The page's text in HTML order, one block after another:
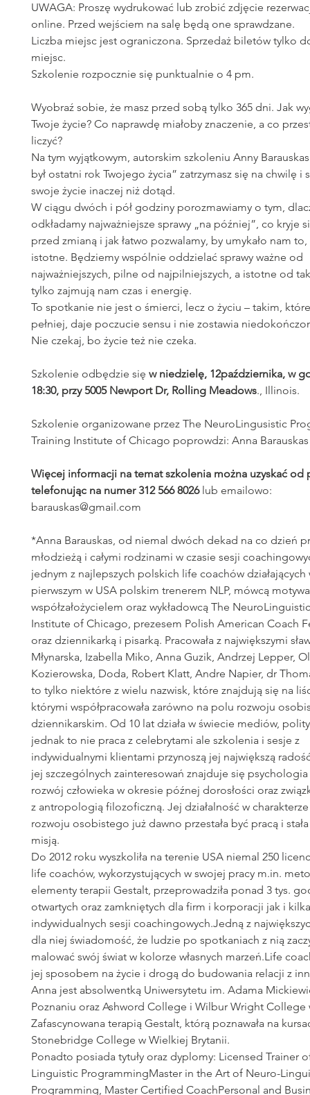
UWAGA: Proszę wydrukować lub zrobić zdjęcie
online. Przed wejściem na salę będą one sprawdzane.
Liczba miejsc jest ograniczona. Sprzedaż biletów tylko
miejsc.
Szkolenie rozpocznie się punktualnie o 4 pm.
Wyobraź sobie, że masz przed sobą tylko 365 dni. Jak
Twoje życie? Co naprawdę miałoby znaczenie, a co
liczyć?
Na tym wyjątkowym, autorskim szkoleniu Anny
był ostatni rok Twojego życia” zatrzymasz się na chwilę i
swoje życie inaczej niż dotąd.
W ciągu dwóch i pół godziny porozmawiamy o tym,
odkładamy najważniejsze sprawy „na później”, co kryje
przed zmianą i jak łatwo pozwalamy, by umykało nam
istotne. Będziemy wspólnie oddzielać sprawy ważne od
najważniejszych, pilne od najpilniejszych, a istotne od
tylko zajmują nam czas i energię.
To spotkanie nie jest o śmierci, lecz o życiu – takim,
pełniej, daje poczucie sensu i nie zostawia
Nie czekaj, bo życie też nie czeka.
Szkolenie odbędzie się w niedzielę, 12października, w
18:30, przy 5005 Newport Dr, Rolling Meadows., Illinois.
Szkolenie organizowane przez The NeuroLingusistic
Training Institute of Chicago poprowdzi: Anna
Więcej informacji na temat szkolenia można uzyskać od
telefonując na numer 312 566 8026 lub emailowo:
barauskas@gmail.com
*Anna Barauskas, od niemal dwóch dekad na co dzień
młodzieżą i całymi rodzinami w czasie sesji
jednym z najlepszych polskich life coachów działających
pierwszym w USA polskim trenerem NLP, mówcą
współzałożycielem oraz wykładowcą The
Institute of Chicago, prezesem Polish American Coach
oraz dziennikarką i pisarką. Pracowała z największymi
Młynarska, Izabella Miko, Anna Guzik, Andrzej Lepper,
Kozierowska, Doda, Robert Klatt, Andre Napier, dr
to tylko niektóre z wielu nazwisk, które znajdują się na
którymi współpracowała zarówno na polu rozwoju
dziennikarskim. Od 10 lat działa w świecie mediów,
jednak to nie praca z celebrytami ale szkolenia i sesje z
indywidualnymi klientami przynoszą jej największą
jej szczególnych zainteresowań znajduje się
rozwój człowieka w okresie późnej dorosłości oraz
z antropologią filozoficzną. Jej działalność w
rozwoju osobistego już dawno przestała być pracą i
misją.
Do 2012 roku wyszkoliła na terenie USA niemal 250
life coachów, wykorzystujących w swojej pracy m.in.
elementy terapii Gestalt, przeprowadziła ponad 3 tys.
otwartych oraz zamkniętych dla firm i korporacji jak i
indywidualnych sesji coachingowych.Jedną z
dla niej świadomość, że ludzie po spotkaniach z nią
malować swój świat w kolorze własnych marzeń.Life
jej sposobem na życie i drogą do budowania relacji z
Anna jest absolwentką Uniwersytetu im. Adama
Poznaniu oraz Ashword College i Wilbur Wright College
Zafascynowana terapią Gestalt, którą poznawała na
Stonebridge College w Wielkiej Brytanii.
Ponadto posiada tytuły oraz dyplomy: Licensed Trainer
Linguistic ProgrammingMaster in the Art of Neuro-
Programming, Master Certified CoachPersonal and